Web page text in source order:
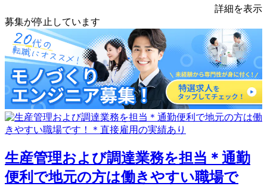
詳細を表示
募集が停止しています
生産管理および調達業務を担当＊通勤
便利で地元の方は働きやすい職場で